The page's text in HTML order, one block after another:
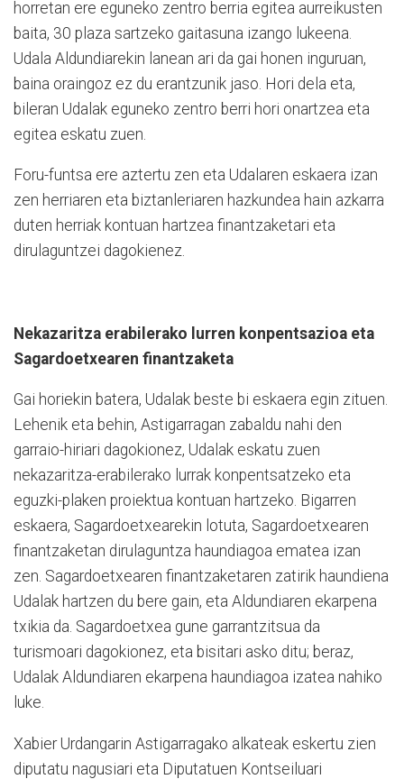
horretan ere eguneko zentro berria egitea aurreikusten
baita, 30 plaza sartzeko gaitasuna izango lukeena.
Udala Aldundiarekin lanean ari da gai honen inguruan,
baina oraingoz ez du erantzunik jaso. Hori dela eta,
bileran Udalak eguneko zentro berri hori onartzea eta
egitea eskatu zuen.
Foru-funtsa ere aztertu zen eta Udalaren eskaera izan
zen herriaren eta biztanleriaren hazkundea hain azkarra
duten herriak kontuan hartzea finantzaketari eta
dirulaguntzei dagokienez.
Nekazaritza erabilerako lurren konpentsazioa eta
Sagardoetxearen finantzaketa
Gai horiekin batera, Udalak beste bi eskaera egin zituen.
Lehenik eta behin, Astigarragan zabaldu nahi den
garraio-hiriari dagokionez, Udalak eskatu zuen
nekazaritza-erabilerako lurrak konpentsatzeko eta
eguzki-plaken proiektua kontuan hartzeko. Bigarren
eskaera, Sagardoetxearekin lotuta, Sagardoetxearen
finantzaketan dirulaguntza haundiagoa ematea izan
zen. Sagardoetxearen finantzaketaren zatirik haundiena
Udalak hartzen du bere gain, eta Aldundiaren ekarpena
txikia da. Sagardoetxea gune garrantzitsua da
turismoari dagokionez, eta bisitari asko ditu; beraz,
Udalak Aldundiaren ekarpena haundiagoa izatea nahiko
luke.
Xabier Urdangarin Astigarragako alkateak eskertu zien
diputatu nagusiari eta Diputatuen Kontseiluari